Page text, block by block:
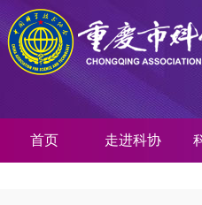
首页 走进科协